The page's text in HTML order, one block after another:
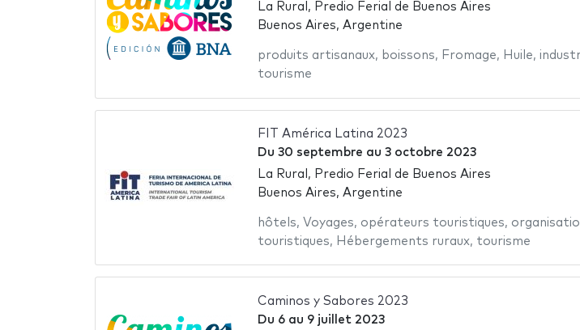
La Rural, Predio Ferial de Buenos Aires
Buenos Aires, Argentine
produits artisanaux, boissons, Fromage, Huile,
tourisme
FIT América Latina 2023
Du 30 septembre au 3 octobre 2023
La Rural, Predio Ferial de Buenos Aires
Buenos Aires, Argentine
hôtels, Voyages, opérateurs touristiques,
touristiques, Hébergements ruraux, tourisme
Caminos y Sabores 2023
Du 6au 9 juillet 2023